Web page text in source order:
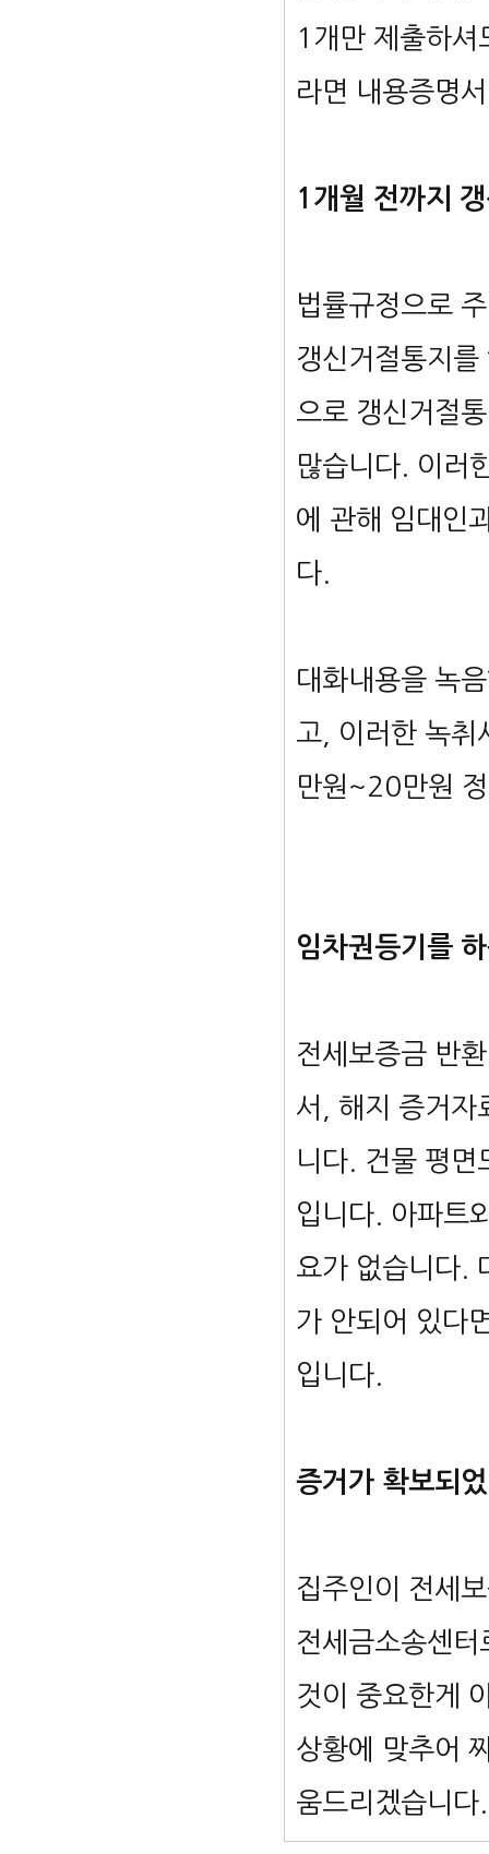
1개만 제출하
라면 내용증명
1개월 전까지
법률규정으로
갱신거절통지
으로 갱신거절
많습니다. 이러
에 관해 임대인
다.
대화내용을 녹
고, 이러한 녹취
만원~20만원
임차권등기를
전세보증금 반
서, 해지 증거자
니다. 건물 평면
입니다. 아파트
요가 없습니다.
가 안되어 있다
입니다.
증거가 확보되
집주인이 전세
전세금소송센
것이 중요한게
상황에 맞추어
움드리겠습니